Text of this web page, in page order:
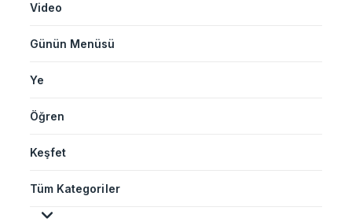
Video
Günün Menüsü
Ye
Öğren
Keşfet
Tüm Kategoriler